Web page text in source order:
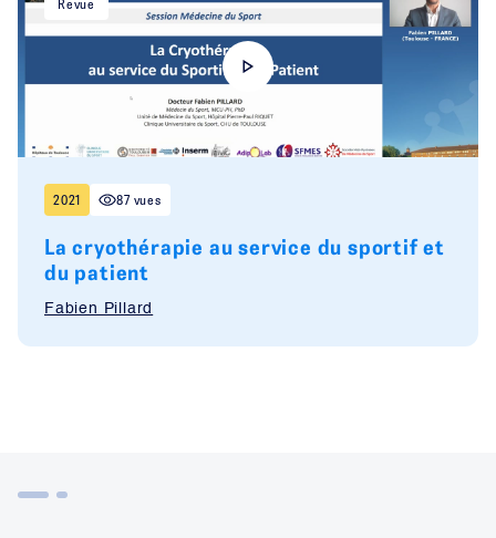
Revue
2021 87 vues
La cryothérapie au service du sportif et
du patient
Fabien Pillard